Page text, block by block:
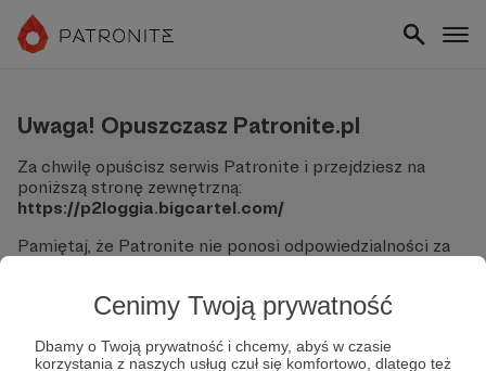
Cenimy Twoją prywatność
Dbamy o Twoją prywatność i chcemy, abyś w czasie
korzystania z naszych usług czuł się komfortowo, dlatego też
Uwaga! Opuszczasz Patronite.pl
Za chwilę opuścisz serwis Patronite i przejdziesz na
poniższą stronę zewnętrzną:
https://p2loggia.bigcartel.com/
Pamiętaj, że Patronite nie ponosi odpowiedzialności za
Nie podawaj swoich danych logowania ani informacji
finansowych na podjerzanych stronach.
Sprawdź dokładnie adres URL, zanim klikniesz przycisk
"Tak, przejdź do strony".